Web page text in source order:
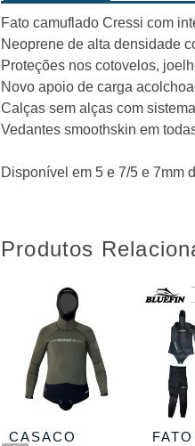
Fato camuflado Cressi com
Neoprene de alta densidade
Proteções nos cotovelos,
Novo apoio de carga
Calças sem alças com
Vedantes smoothskin em
Disponível em 5 e 7/5 e 7mm
Produtos
CASACO